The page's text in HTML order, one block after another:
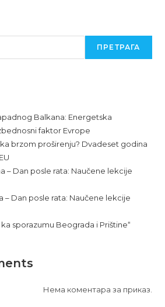
ПРЕТРАГА
Balkana: Energetska
faktor Evrope
brzom proširenju? Dvadeset godina
– Dan posle rata: Naučene lekcije
– Dan posle rata: Naučene lekcije
sporazumu Beograda i Prištine“
Нема коментара за приказ.